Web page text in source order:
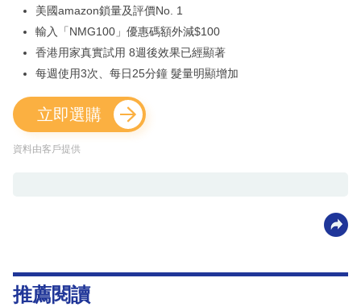
美國amazon鎖量及評價No. 1
輸入「NMG100」優惠碼額外減$100
香港用家真實試用 8週後效果已經顯著
每週使用3次、每日25分鐘 髮量明顯增加
立即選購
資料由客戶提供
推薦閱讀